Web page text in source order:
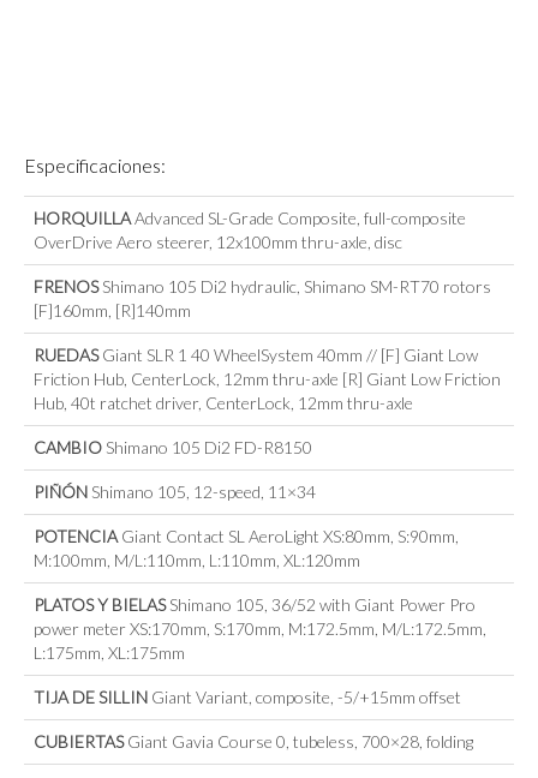
Especificaciones:
HORQUILLAAdvanced SL-Grade Composite, full-composite
OverDrive Aero steerer, 12x100mm thru-axle, disc
FRENOSShimano 105 Di2 hydraulic, Shimano SM-RT70 rotors
[F]160mm, [R]140mm
RUEDASGiant SLR 1 40 WheelSystem 40mm // [F] Giant Low
Friction Hub, CenterLock, 12mm thru-axle [R] Giant Low Friction
Hub, 40t ratchet driver, CenterLock, 12mm thru-axle
CAMBIO Shimano 105 Di2 FD-R8150
PIÑÓN Shimano 105, 12-speed, 11×34
POTENCIA Giant Contact SL AeroLight XS:80mm, S:90mm,
M:100mm, M/L:110mm, L:110mm, XL:120mm
PLATOS Y BIELASShimano 105, 36/52 with Giant Power Pro
power meter XS:170mm, S:170mm, M:172.5mm, M/L:172.5mm,
L:175mm, XL:175mm
TIJA DE SILLIN Giant Variant, composite, -5/+15mm offset
CUBIERTASGiant Gavia Course 0, tubeless, 700×28, folding